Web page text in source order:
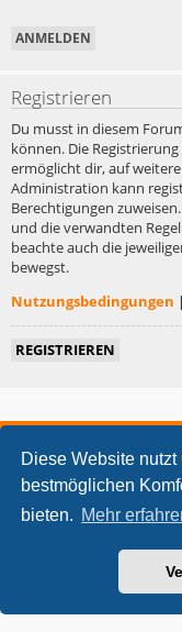
Diese Website
bestmöglichen
bieten. Mehr
Registrieren
Du musst in diesem
können. Die
ermöglicht dir, auf
Administration kann
Berechtigungen
und die verwandten
beachte auch die
bewegst.
Nutzungsbedingungen |
REGISTRIEREN
metrolike style by
Powered by